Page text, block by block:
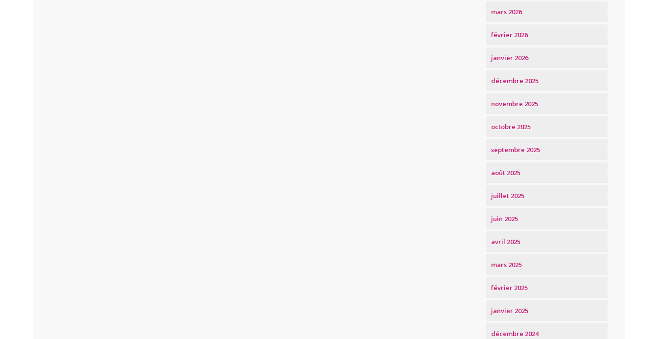
mars 2026
février 2026
janvier 2026
décembre 2025
novembre 2025
octobre 2025
septembre 2025
août 2025
juillet 2025
juin 2025
avril 2025
mars 2025
février 2025
janvier 2025
décembre 2024